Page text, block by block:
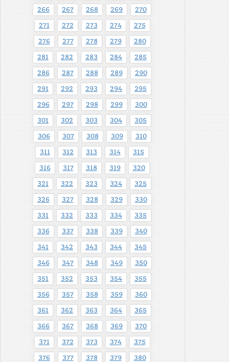
266 267 268 269 270
271 272 273 274 275
276 277 278 279 280
281 282 283 284 285
286 287 288 289 290
291 292 293 294 295
296 297 298 299 300
301 302 303 304 305
306 307 308 309 310
311 312 313 314 315
316 317 318 319 320
321 322 323 324 325
326 327 328 329 330
331 332 333 334 335
336 337 338 339 340
341 342 343 344 345
346 347 348 349 350
351 352 353 354 355
356 357 358 359 360
361 362 363 364 365
366 367 368 369 370
371 372 373 374 375
376 377 378 379 380